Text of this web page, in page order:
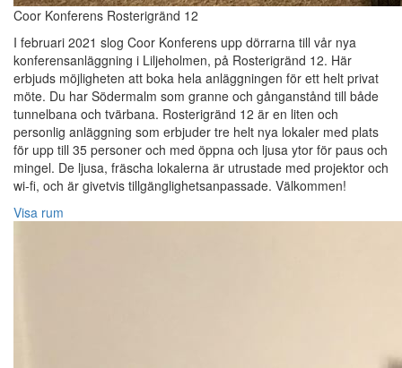
Coor Konferens Rosterigränd 12
I februari 2021 slog Coor Konferens upp dörrarna till vår nya
konferensanläggning i Liljeholmen, på Rosterigränd 12. Här
erbjuds möjligheten att boka hela anläggningen för ett helt privat
möte. Du har Södermalm som granne och gånganstånd till både
tunnelbana och tvärbana. Rosterigränd 12 är en liten och
personlig anläggning som erbjuder tre helt nya lokaler med plats
för upp till 35 personer och med öppna och ljusa ytor för paus och
mingel. De ljusa, fräscha lokalerna är utrustade med projektor och
wi-fi, och är givetvis tillgänglighetsanpassade. Välkommen!
Visa rum